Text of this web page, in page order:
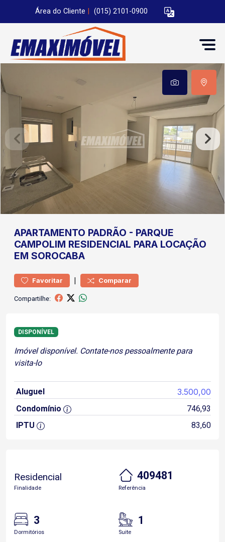
Área do Cliente (015) 2101-0900
APARTAMENTO PADRÃO - PARQUE
CAMPOLIM RESIDENCIAL PARA LOCAÇÃO
EM SOROCABA
Favoritar | Comparar
Compartilhe:
DISPONÍVEL
Imóvel disponível. Contate-nos pessoalmente para
visita-lo
Aluguel 3.500,00
Condomínio
746,93
IPTU
83,60
Residencial
Finalidade
409481
Referência
3
Dormitórios
1
Suite